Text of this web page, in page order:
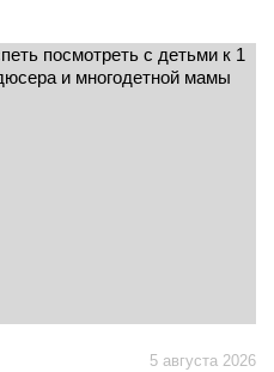
5 августа 2026